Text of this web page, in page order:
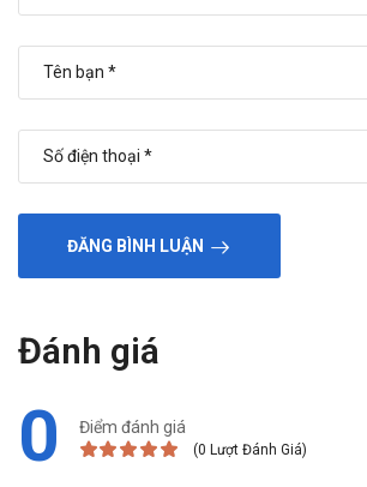
ĐĂNG BÌNH LUẬN
Đánh giá
0 Điểm đánh giá
(0 Lượt Đánh Giá)